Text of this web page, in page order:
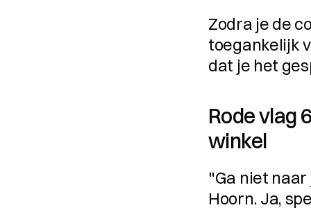
Zodra je de
toegankelijk
dat je het
Rode vlag
winkel
"Ga niet
Hoorn. Ja,